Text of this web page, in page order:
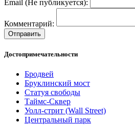
Email (Не публикуется):
Комментарий:
Отправить
Достопримечательности
Бродвей
Бруклинский мост
Статуя свободы
Таймс-Сквер
Уолл-стрит (Wall Street)
Центральный парк